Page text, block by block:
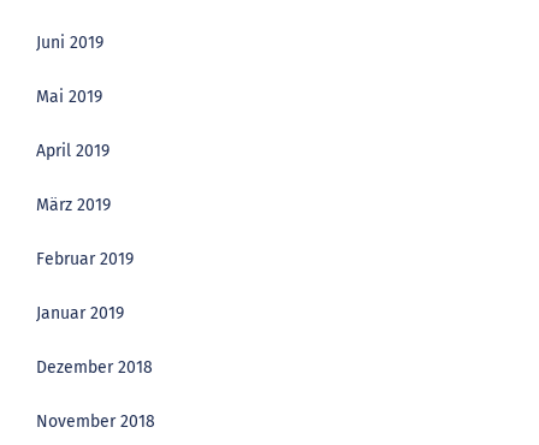
Juni 2019
Mai 2019
April 2019
März 2019
Februar 2019
Januar 2019
Dezember 2018
November 2018